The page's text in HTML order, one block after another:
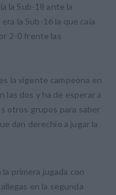
la Sub-18 ante la
la Sub-16 la que caía
2-0 frente las
la vigente campeona en
las dos y ha de esperar a
otros grupos para saber
dan derechio a jugar la
primera jugada con
en la segunda